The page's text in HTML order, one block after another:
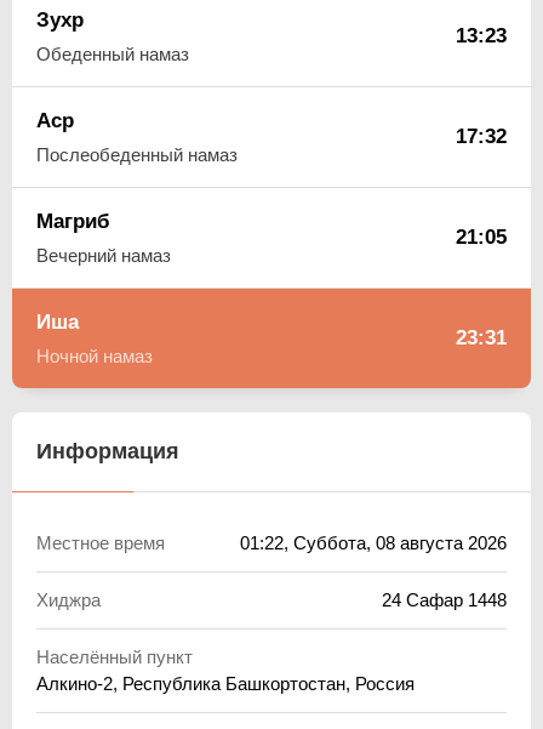
Зухр
Обеденный намаз
13:23
Аср
Послеобеденный намаз
17:32
Магриб
Вечерний намаз
21:05
Иша
Ночной намаз
23:31
Информация
Местное время 01:22, Суббота, 08 августа 2026
Хиджра 24 Сафар 1448
Населённый пункт
Алкино-2, Республика Башкортостан, Россия